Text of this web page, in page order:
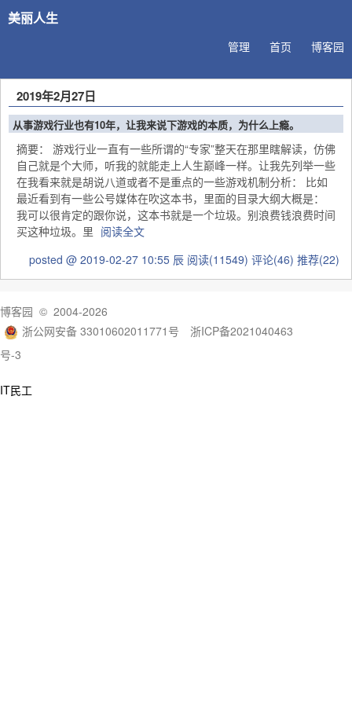
美丽人生
博客园
首页
管理
2019年2月27日
从事游戏行业也有10年，让我来说下游戏的本质，为什么上瘾。
摘要： 游戏行业一直有一些所谓的“专家”整天在那里瞎解读，仿佛
自己就是个大师，听我的就能走上人生巅峰一样。让我先列举一些
在我看来就是胡说八道或者不是重点的一些游戏机制分析： 比如
最近看到有一些公号媒体在吹这本书，里面的目录大纲大概是：
我可以很肯定的跟你说，这本书就是一个垃圾。别浪费钱浪费时间
买这种垃圾。里 阅读全文
posted @ 2019-02-27 10:55 辰 阅读(11549) 评论(46) 推荐(22)
博客园 © 2004-2026
浙公网安备 33010602011771号
浙ICP备2021040463
号-3
IT民工